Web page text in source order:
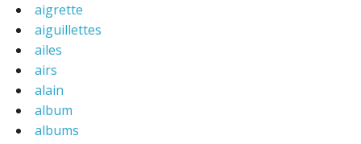
aigrette
aiguillettes
ailes
airs
alain
album
albums